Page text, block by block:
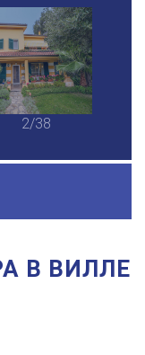
2/38
В ВИЛЛЕ